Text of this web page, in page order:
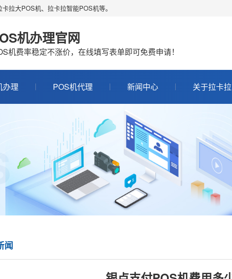
拉大POS机、拉卡拉智能POS机等。
机办理官网
机费率稳定不涨价，在线填写表单即可免费申请！
办理 POS机代理 新闻中心 关于拉卡拉
闻